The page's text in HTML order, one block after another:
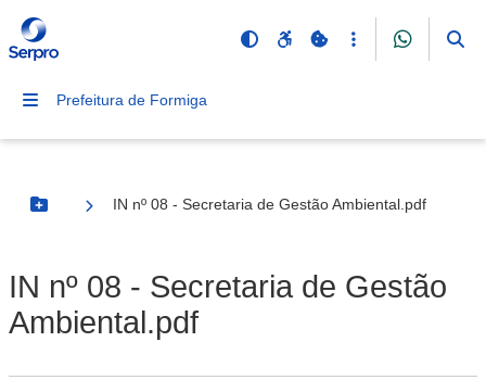
Prefeitura de Formiga
Botão Menu
IN nº 08 - Secretaria de Gestão Ambiental.pdf
IN nº 08 - Secretaria de Gestão
Ambiental.pdf